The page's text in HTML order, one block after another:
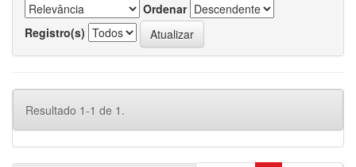
Ordenar
Registro(s)
Resultado 1-1 de 1.